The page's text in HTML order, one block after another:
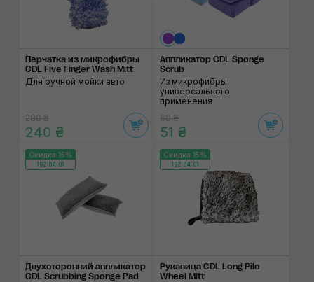
Перчатка из микро­фибры
CDL Five Finger Wash Mitt
Для ручной мойки авто
280 ₴
240 ₴
Аппликатор CDL Sponge
Scrub
Из микрофибры,
универсального
применения
60 ₴
51 ₴
Скидка 15%
192:04:01
Двухсторонний аппликатор
CDL Scrubbing Sponge Pad
Скидка 15%
192:04:01
Рукавица CDL Long Pile
Wheel Mitt